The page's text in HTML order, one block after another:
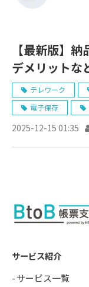
【最新版】
デメリットな
テレワーク
電子保存
2025-12-15 01:35
サービス紹介
サービス一覧